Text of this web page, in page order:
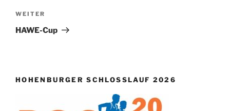
Nächster
Beitrag
WEITER
HAWE-Cup
HOHENBURGER SCHLOSSLAUF 2026